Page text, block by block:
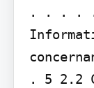
. . . .
. 5 2.2